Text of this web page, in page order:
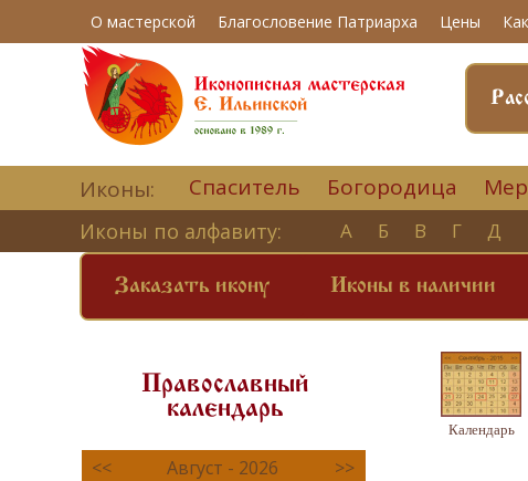
О мастерской Благословение Патриарха Цены
Иконы: Спаситель Богородица
Иконы по алфавиту: А Б В Г Д
Заказать икону Иконы в наличии
Православный
календарь
<< Август - 2026
>>
Календарь